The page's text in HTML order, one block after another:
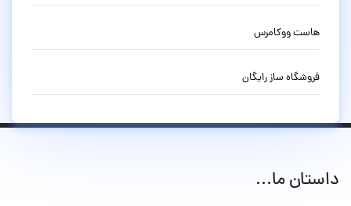
هاست ووکامرس
فروشگاه ساز رایگان
داستان ما...